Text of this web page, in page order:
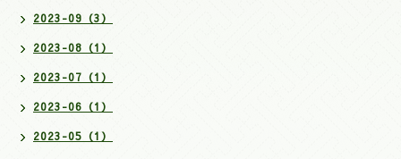
2023-09（3）
2023-08（1）
2023-07（1）
2023-06（1）
2023-05（1）